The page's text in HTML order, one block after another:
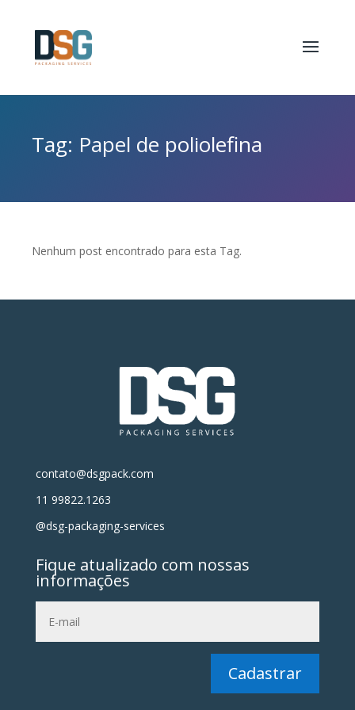
Tag: Papel de poliolefina
Nenhum post encontrado para esta Tag.
contato@dsgpack.com
11 99822.1263
@dsg-packaging-services
Fique atualizado com nossas
informações
Cadastrar